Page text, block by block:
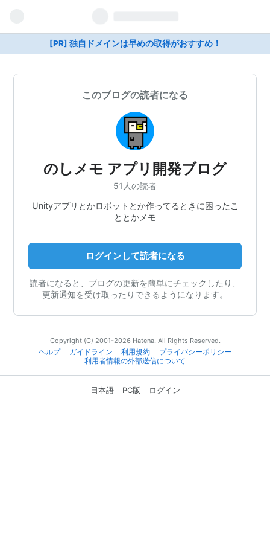
[PR] 独自ドメインは早めの取得がおすすめ！
このブログの読者になる
のしメモ アプリ開発ブログ
51人の読者
Unityアプリとかロボットとか作ってるときに困ったこ
ととかメモ
ログインして読者になる
読者になると、ブログの更新を簡単にチェックしたり、
更新通知を受け取ったりできるようになります。
Copyright (C) 2001-2026 Hatena. All Rights Reserved.
ヘルプ
ガイドライン 利用規約
プライバシーポリシー
利用者情報の外部送信について
日本語 PC版 ログイン